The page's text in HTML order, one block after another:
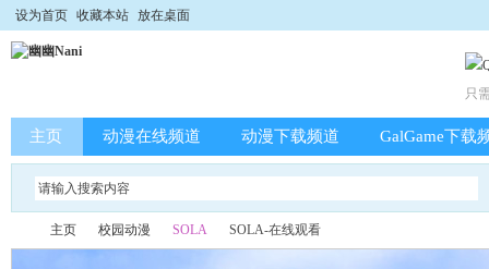
设为首页 收藏本站 放在桌面
只
主页 动漫在线频道 动漫下载频道 GalGame下载
主页 校园动漫 SOLA SOLA-在线观看